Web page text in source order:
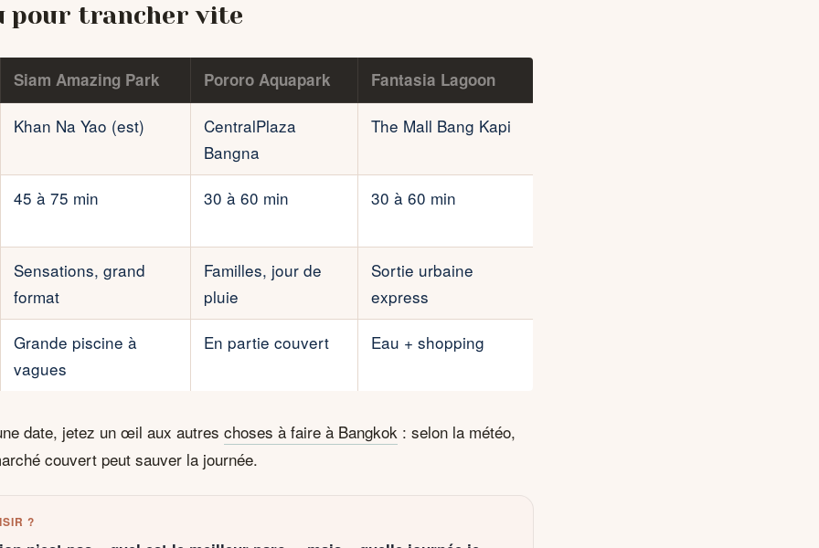
pour trancher vite
Siam Amazing Park Pororo Aquapark Fantasia Lagoon
Khan Na Yao (est)
CentralPlaza
Bangna
The Mall Bang Kapi
45 à 75 min 30 à 60 min 30 à 60 min
Sensations, grand
format
Familles, jour de
pluie
Sortie urbaine
express
Grande piscine à
vagues
En partie couvert Eau + shopping
date, jetez un œil aux autres choses à faire à Bangkok : selon la météo,
couvert peut sauver la journée.
?